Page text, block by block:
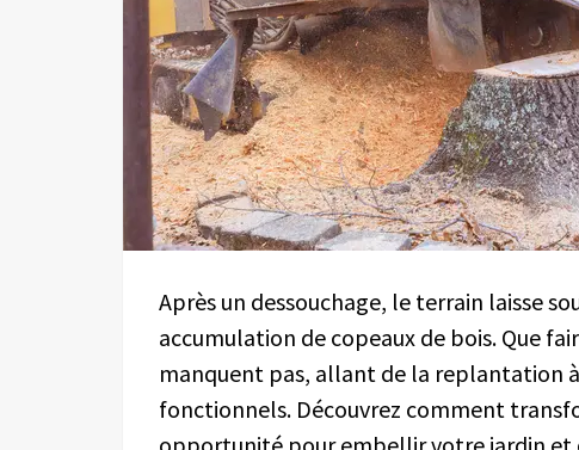
Après un dessouchage, le terrain laisse
accumulation de copeaux de bois. Que
manquent pas, allant de la replantation
fonctionnels. Découvrez comment